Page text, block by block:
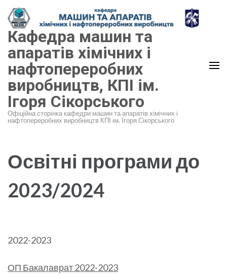
Перейти
до
вмісту
(натисніть
Enter)
Кафедра машин та
апаратів хімічних і
нафтопереробних
виробництв, КПІ ім.
Ігоря Сікорського
Офіційна сторінка кафедри машин та апаратів хімічних і
нафтопереробних виробництв КПІ ім. Ігоря Сікорського
Освітні програми до
2023/2024
2022-2023
ОП Бакалаврат 2022-2023